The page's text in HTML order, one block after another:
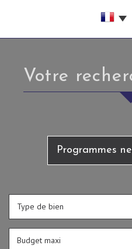
votre
Programmes
Type de bien
Budget maxi